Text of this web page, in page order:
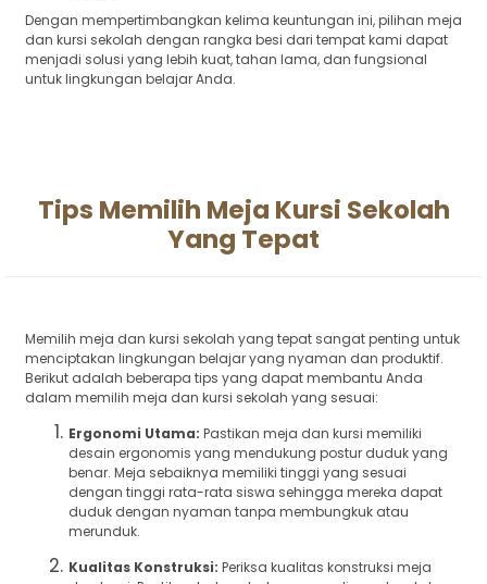
Dengan mempertimbangkan kelima keuntungan ini, pilihan meja
dan kursi sekolah dengan rangka besi dari tempat kami dapat
menjadi solusi yang lebih kuat, tahan lama, dan fungsional
untuk lingkungan belajar Anda.
Tips Memilih Meja Kursi Sekolah
Yang Tepat
Memilih meja dan kursi sekolah yang tepat sangat penting untuk
menciptakan lingkungan belajar yang nyaman dan produktif.
Berikut adalah beberapa tips yang dapat membantu Anda
dalam memilih meja dan kursi sekolah yang sesuai:
Ergonomi Utama: Pastikan meja dan kursi memiliki
desain ergonomis yang mendukung postur duduk yang
benar. Meja sebaiknya memiliki tinggi yang sesuai
dengan tinggi rata-rata siswa sehingga mereka dapat
duduk dengan nyaman tanpa membungkuk atau
merunduk.
Kualitas Konstruksi: Periksa kualitas konstruksi meja